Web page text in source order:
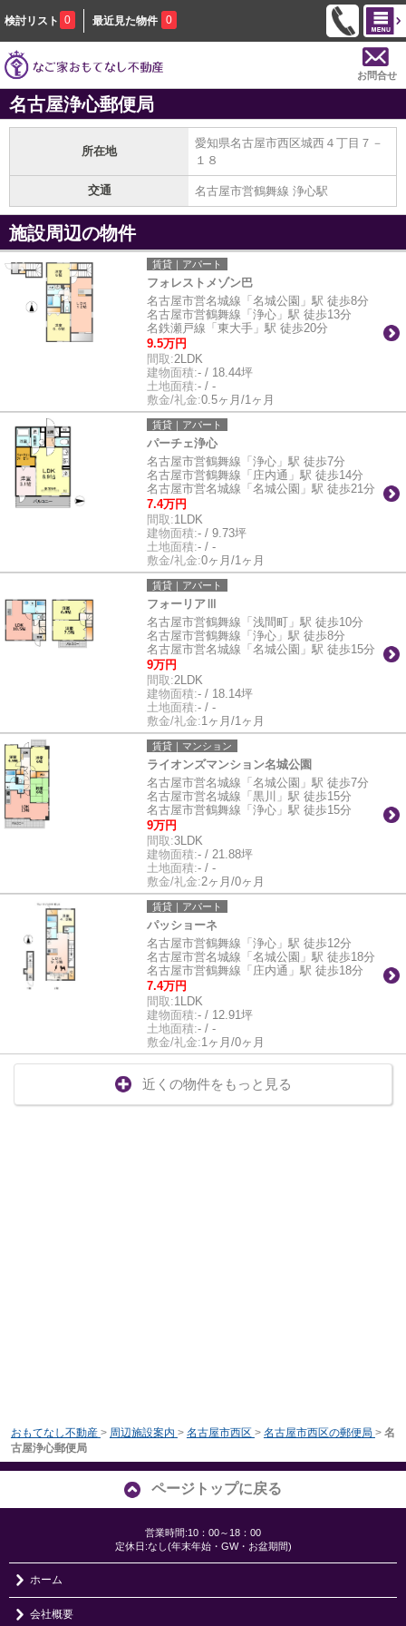
検討リスト 0 最近見た物件 0
お問合せ
名古屋浄心郵便局
所在地
愛知県名古屋市西区城西４丁目７－
１８
交通 名古屋市営鶴舞線 浄心駅
施設周辺の物件
賃貸｜アパート
フォレストメゾン巴
名古屋市営名城線「名城公園」駅 徒歩8分
名古屋市営鶴舞線「浄心」駅 徒歩13分
名鉄瀬戸線「東大手」駅 徒歩20分
9.5万円
間取:2LDK
建物面積:- / 18.44坪
土地面積:- / -
敷金/礼金:0.5ヶ月/1ヶ月
賃貸｜アパート
パーチェ浄心
名古屋市営鶴舞線「浄心」駅 徒歩7分
名古屋市営鶴舞線「庄内通」駅 徒歩14分
名古屋市営名城線「名城公園」駅 徒歩21分
7.4万円
間取:1LDK
建物面積:- / 9.73坪
土地面積:- / -
敷金/礼金:0ヶ月/1ヶ月
賃貸｜アパート
フォーリアⅢ
名古屋市営鶴舞線「浅間町」駅 徒歩10分
名古屋市営鶴舞線「浄心」駅 徒歩8分
名古屋市営名城線「名城公園」駅 徒歩15分
9万円
間取:2LDK
建物面積:- / 18.14坪
土地面積:- / -
敷金/礼金:1ヶ月/1ヶ月
賃貸｜マンション
ライオンズマンション名城公園
名古屋市営名城線「名城公園」駅 徒歩7分
名古屋市営名城線「黒川」駅 徒歩15分
名古屋市営鶴舞線「浄心」駅 徒歩15分
9万円
間取:3LDK
建物面積:- / 21.88坪
土地面積:- / -
敷金/礼金:2ヶ月/0ヶ月
賃貸｜アパート
パッショーネ
名古屋市営鶴舞線「浄心」駅 徒歩12分
名古屋市営名城線「名城公園」駅 徒歩18分
名古屋市営鶴舞線「庄内通」駅 徒歩18分
7.4万円
間取:1LDK
建物面積:- / 12.91坪
土地面積:- / -
敷金/礼金:1ヶ月/0ヶ月
近くの物件をもっと見る
おもてなし不動産 > 周辺施設案内 > 名古屋市西区 > 名古屋市西区の郵便局 > 名
古屋浄心郵便局
ページトップに戻る
営業時間:10：00～18：00
定休日:なし(年末年始・GW・お盆期間)
ホーム
会社概要